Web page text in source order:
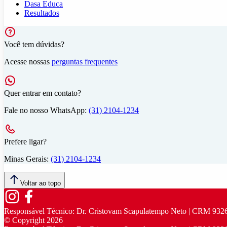
Dasa Educa
Resultados
Você tem dúvidas?
Acesse nossas perguntas frequentes
Quer entrar em contato?
Fale no nosso WhatsApp: (31) 2104-1234
Prefere ligar?
Minas Gerais: (31) 2104-1234
Voltar ao topo
Responsável Técnico: Dr. Cristovam Scapulatempo Neto | CRM
© Copyright 2026